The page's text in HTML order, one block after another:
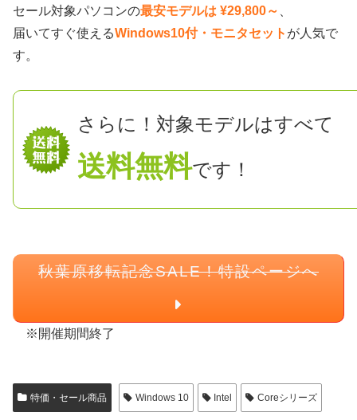
セール対象パソコンの最安モデルは ¥29,800～
届いてすぐ使えるWindows10付・モニタセット が人気で
す。
さらに！対象モデルはすべて
送料無料です！
秋葉原移転記念SALE！特設ページへ
※開催期間終了
特価・セール商品 Windows 10 Intel Coreシリーズ